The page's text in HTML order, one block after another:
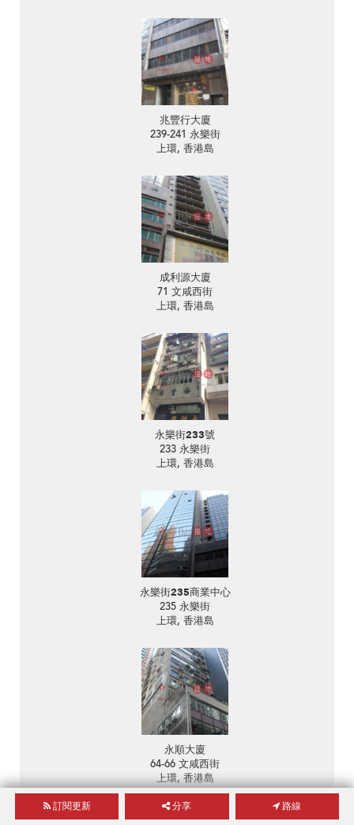
兆豐行大廈
239-241 永樂街
上環, 香港島
成利源大廈
71 文咸西街
上環, 香港島
永樂街233號
233 永樂街
上環, 香港島
永樂街235商業中心
235 永樂街
上環, 香港島
永順大廈
64-66 文咸西街
上環, 香港島
訂閱更新 分享 路線